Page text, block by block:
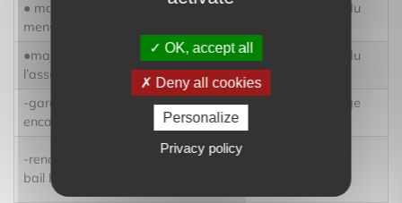
● majoration pour paiement
mensuel d’acomptes
1% a la charge du
●majoration pour gestion de
l’assurance PNO
1% a la charge du
bailleur
-garantie loyers impayés (% des
encaissements)
3.10% a la charge
-renouvellement ou avenant de
bail habitation
OK, accept all
Deny all cookies
Personalize
Privacy policy